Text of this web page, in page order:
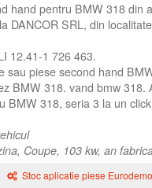
hand pentru BMW 318 din
DANCOR SRL, din
12.41-1 726 463.
sau piese second hand
BMW 318. vand bmw 318.
BMW 318, seria 3 la un
Coupe, 103 kw, an
Stoc aplicatie piese